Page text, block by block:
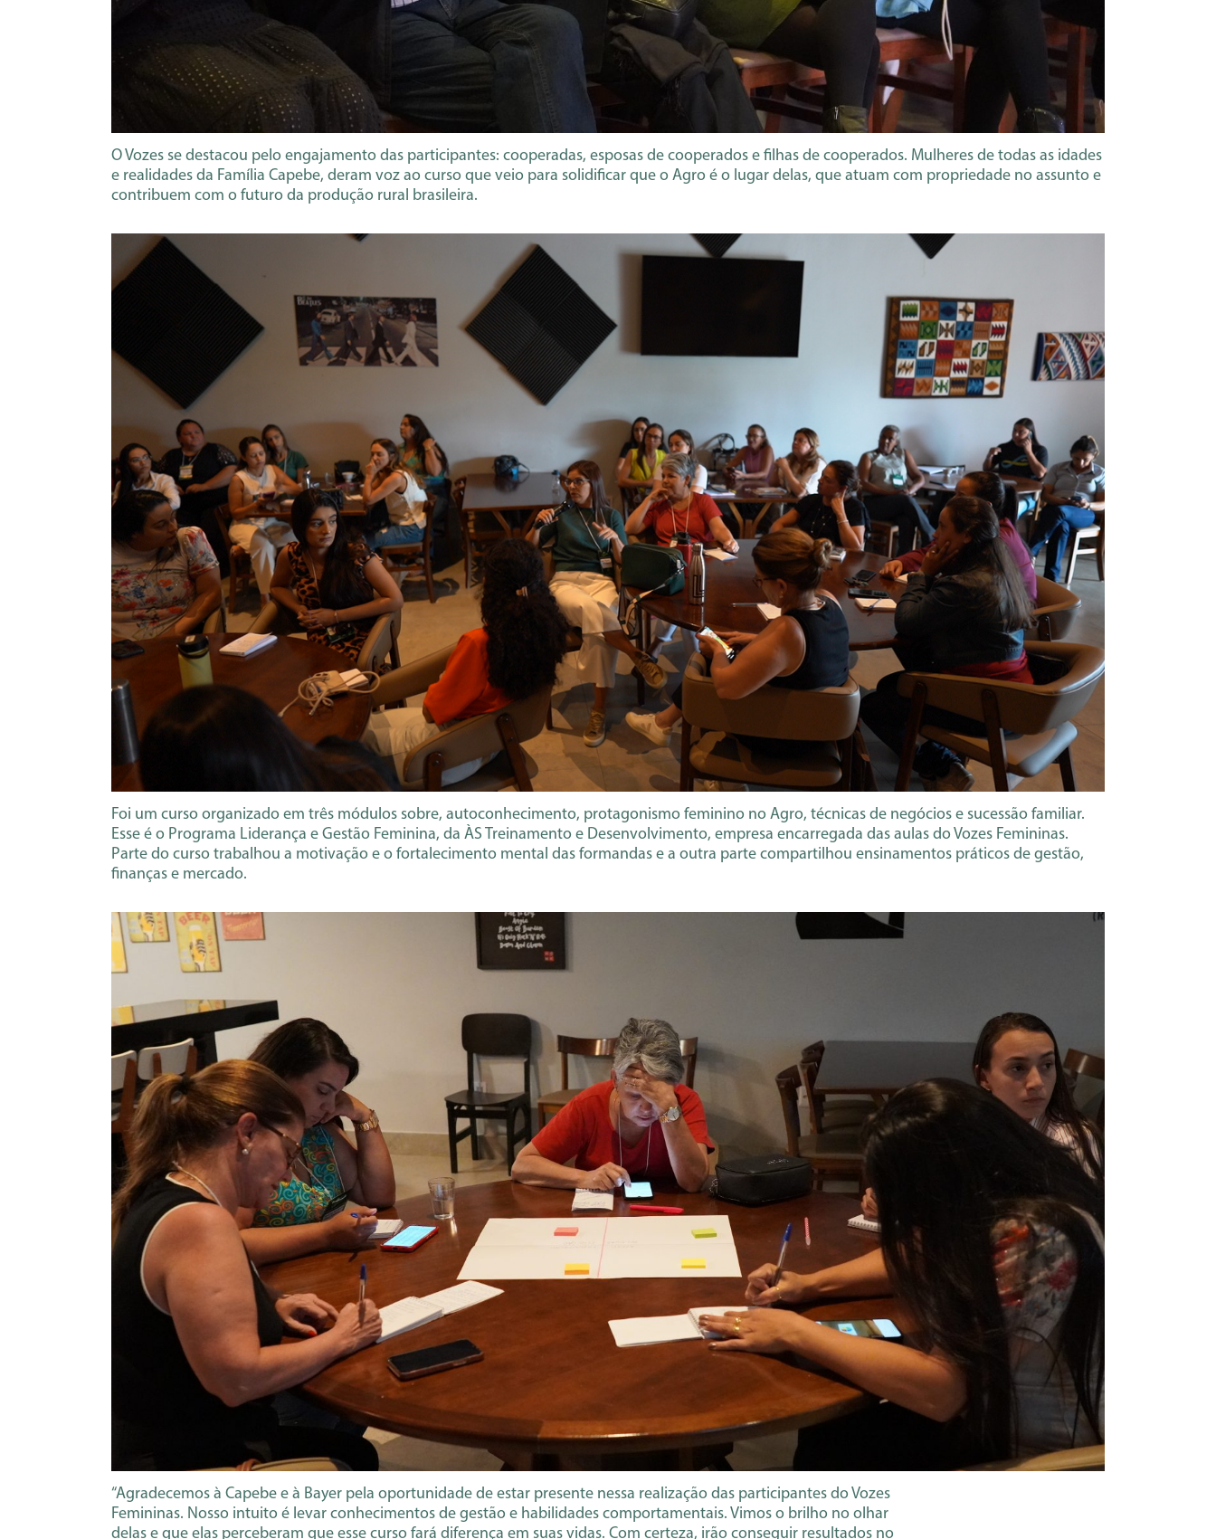
O Vozes se destacou pelo engajamento das participantes: cooperadas, esposas de cooperados e filhas de cooperados. Mulheres de todas as idades
e realidades da Família Capebe, deram voz ao curso que veio para solidificar que o Agro é o lugar delas, que atuam com propriedade no assunto e
contribuem com o futuro da produção rural brasileira.
Foi um curso organizado em três módulos sobre, autoconhecimento, protagonismo feminino no Agro, técnicas de negócios e sucessão familiar.
Esse é o Programa Liderança e Gestão Feminina, da ÀS Treinamento e Desenvolvimento, empresa encarregada das aulas do Vozes Femininas.
Parte do curso trabalhou a motivação e o fortalecimento mental das formandas e a outra parte compartilhou ensinamentos práticos de gestão,
finanças e mercado.
“Agradecemos à Capebe e à Bayer pela oportunidade de estar presente nessa realização das participantes do Vozes
Femininas. Nosso intuito é levar conhecimentos de gestão e habilidades comportamentais. Vimos o brilho no olhar
delas e que elas perceberam que esse curso fará diferença em suas vidas. Com certeza, irão conseguir resultados no